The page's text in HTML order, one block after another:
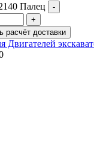
Палец
расчёт доставки
Двигателей